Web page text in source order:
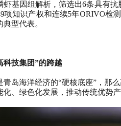
因组解析，筛选出6条具有抗
项知识产权和连续5年ORIVO检
型代表。
科技集团”的跨越
海洋经济的“硬核底座”，那么
化、绿色化发展，推动传统优势